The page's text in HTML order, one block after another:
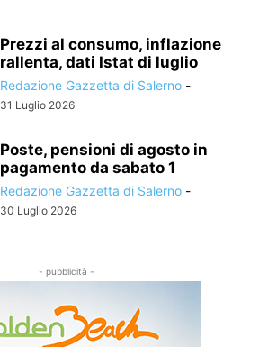
Prezzi al consumo, inflazione
rallenta, dati Istat di luglio
Redazione Gazzetta di Salerno -
31 Luglio 2026
Poste, pensioni di agosto in
pagamento da sabato 1
Redazione Gazzetta di Salerno -
30 Luglio 2026
- pubblicità -